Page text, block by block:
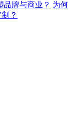
品牌与商业？ 为何
？